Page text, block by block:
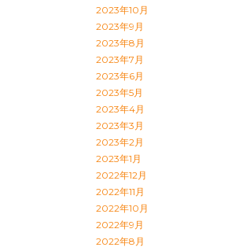
2023年10月
2023年9月
2023年8月
2023年7月
2023年6月
2023年5月
2023年4月
2023年3月
2023年2月
2023年1月
2022年12月
2022年11月
2022年10月
2022年9月
2022年8月